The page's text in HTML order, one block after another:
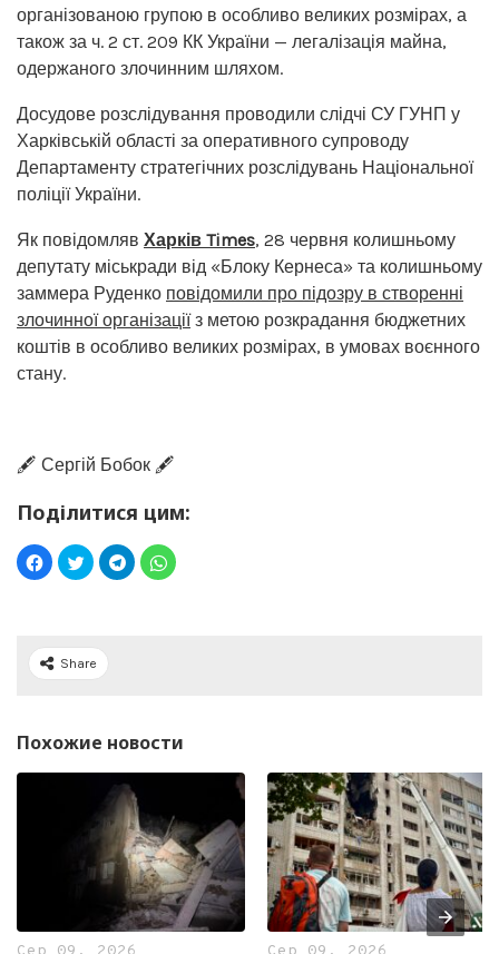
організованою групою в особливо великих розмірах, а
також за ч. 2 ст. 209 КК України — легалізація майна,
одержаного злочинним шляхом.
Досудове розслідування проводили слідчі СУ ГУНП у
Харківській області за оперативного супроводу
Департаменту стратегічних розслідувань Національної
поліції України.
Як повідомляв Харків Times, 28 червня колишньому
депутату міськради від «Блоку Кернеса» та колишньому
заммера Руденко повідомили про підозру в створенні
злочинної організаціїз метою розкрадання бюджетних
коштів в особливо великих розмірах, в умовах воєнного
стану.
🖋️ Сергій Бобок 🖋️
Поділитися цим:
Share
Похожие новости